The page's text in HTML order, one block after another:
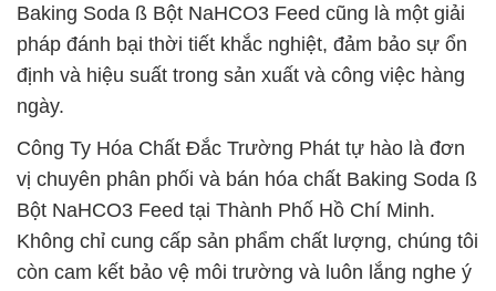
Baking Soda ß Bột NaHCO3 Feed cũng là một giải
pháp đánh bại thời tiết khắc nghiệt, đảm bảo sự ổn
định và hiệu suất trong sản xuất và công việc hàng
ngày.
Công Ty Hóa Chất Đắc Trường Phát tự hào là đơn
vị chuyên phân phối và bán hóa chất Baking Soda ß
Bột NaHCO3 Feed tại Thành Phố Hồ Chí Minh.
Không chỉ cung cấp sản phẩm chất lượng, chúng tôi
còn cam kết bảo vệ môi trường và luôn lắng nghe ý